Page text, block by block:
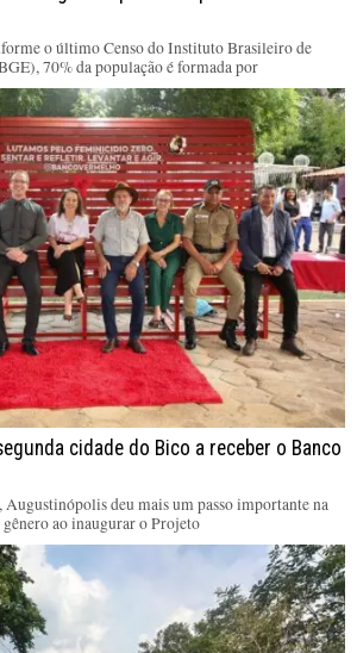
o último Censo do Instituto Brasileiro de
70% da população é formada por
cidade do Bico a receber o Banco
deu mais um passo importante na
ao inaugurar o Projeto